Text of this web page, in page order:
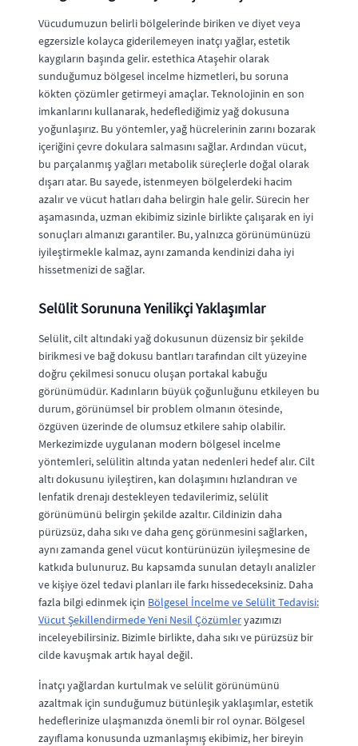
Vücudumuzun belirli bölgelerinde biriken ve diyet veya
egzersizle kolayca giderilemeyen inatçı yağlar, estetik
kaygıların başında gelir. estethica Ataşehir olarak
sunduğumuz bölgesel incelme hizmetleri, bu soruna
kökten çözümler getirmeyi amaçlar. Teknolojinin en son
imkanlarını kullanarak, hedeflediğimiz yağ dokusuna
yoğunlaşırız. Bu yöntemler, yağ hücrelerinin zarını bozarak
içeriğini çevre dokulara salmasını sağlar. Ardından vücut,
bu parçalanmış yağları metabolik süreçlerle doğal olarak
dışarı atar. Bu sayede, istenmeyen bölgelerdeki hacim
azalır ve vücut hatları daha belirgin hale gelir. Sürecin her
aşamasında, uzman ekibimiz sizinle birlikte çalışarak en iyi
sonuçları almanızı garantiler. Bu, yalnızca görünümünüzü
iyileştirmekle kalmaz, aynı zamanda kendinizi daha iyi
hissetmenizi de sağlar.
Selülit Sorununa Yenilikçi Yaklaşımlar
Selülit, cilt altındaki yağ dokusunun düzensiz bir şekilde
birikmesi ve bağ dokusu bantları tarafından cilt yüzeyine
doğru çekilmesi sonucu oluşan portakal kabuğu
görünümüdür. Kadınların büyük çoğunluğunu etkileyen bu
durum, görünümsel bir problem olmanın ötesinde,
özgüven üzerinde de olumsuz etkilere sahip olabilir.
Merkezimizde uygulanan modern bölgesel incelme
yöntemleri, selülitin altında yatan nedenleri hedef alır. Cilt
altı dokusunu iyileştiren, kan dolaşımını hızlandıran ve
lenfatik drenajı destekleyen tedavilerimiz, selülit
görünümünü belirgin şekilde azaltır. Cildinizin daha
pürüzsüz, daha sıkı ve daha genç görünmesini sağlarken,
aynı zamanda genel vücut kontürünüzün iyileşmesine de
katkıda bulunuruz. Bu kapsamda sunulan detaylı analizler
ve kişiye özel tedavi planları ile farkı hissedeceksiniz. Daha
fazla bilgi edinmek için Bölgesel İncelme ve Selülit Tedavisi:
Vücut Şekillendirmede Yeni Nesil Çözümleryazımızı
inceleyebilirsiniz. Bizimle birlikte, daha sıkı ve pürüzsüz bir
cilde kavuşmak artık hayal değil.
İnatçı yağlardan kurtulmak ve selülit görünümünü
azaltmak için sunduğumuz bütünleşik yaklaşımlar, estetik
hedeflerinize ulaşmanızda önemli bir rol oynar. Bölgesel
zayıflama konusunda uzmanlaşmış ekibimiz, her bireyin